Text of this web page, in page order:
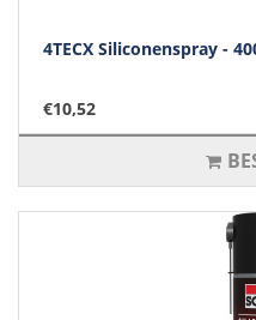
4TECX Siliconenspray -
€10,52